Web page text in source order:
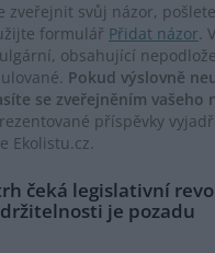
zveřejnit svůj názor,
formulář Přidat názor.
obsahující
Pokud výslovně
se zveřejněním vašeho
příspěvky
Ekolistu.cz.
čeká legislativní
je pozadu